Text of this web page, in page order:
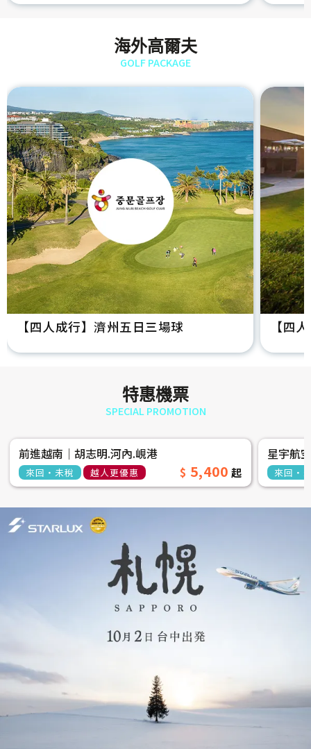
海外高爾夫
GOLF PACKAGE
【四人成行】濟州五日三場球 【四
特惠機票
SPECIAL PROMOTION
前進越南│胡志明.河內.峴港
來回‧未稅 越人更優惠 5,400
星宇航
來回‧